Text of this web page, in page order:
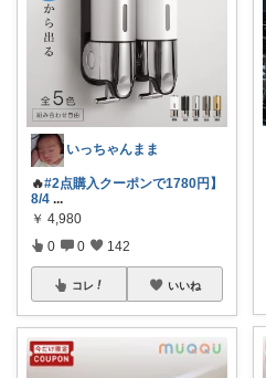
いっちゃんまま
🔥#2点購入クーポンで1780円】
8/4 ...
￥ 4,980
0 0 142
コレ いいね